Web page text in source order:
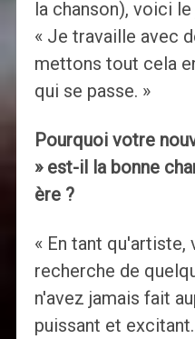
la chanson), voici
« Je travaille avec
mettons tout cela
qui se passe. »
Pourquoi votre
» est-il la bonne
ère ?
« En tant qu'artiste,
recherche de
n'avez jamais fait
puissant et